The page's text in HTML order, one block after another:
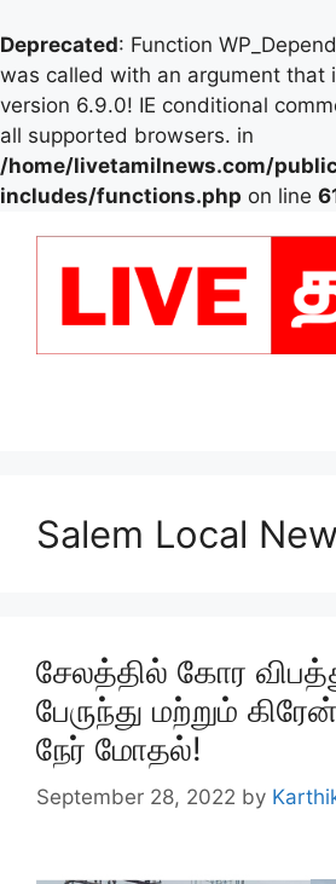
Deprecated: Function
was called with an argument that
version 6.9.0! IE conditional
all supported browsers. in
/home/livetamilnews.com/
includes/functions.php on line
Salem Local
சேலத்தில் கோர
பேருந்து மற்றும்
நேர் மோதல்!
September 28, 2022 by